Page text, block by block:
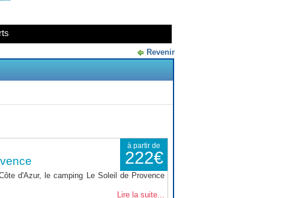
Revenir
à partir de
222€
d'Azur, le camping Le Soleil de Provence
Lire la suite...